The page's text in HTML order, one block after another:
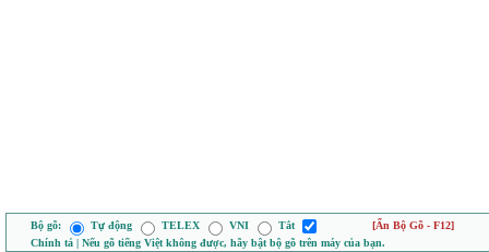
Bộ gõ: Tự động TELEX VNI Tắt
[Ẩn Bộ Gõ - F12]
Chính tả | Nếu gõ tiếng Việt không được, hãy bật bộ gõ trên máy của bạn.